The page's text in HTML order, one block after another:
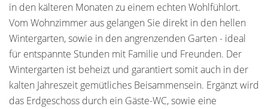
in den kälteren Monaten zu einem echten Wohlfühlort.
Vom Wohnzimmer aus gelangen Sie direkt in den hellen
Wintergarten, sowie in den angrenzenden Garten - ideal
für entspannte Stunden mit Familie und Freunden. Der
Wintergarten ist beheizt und garantiert somit auch in der
kalten Jahreszeit gemütliches Beisammensein. Ergänzt wird
das Erdgeschoss durch ein Gäste-WC, sowie eine